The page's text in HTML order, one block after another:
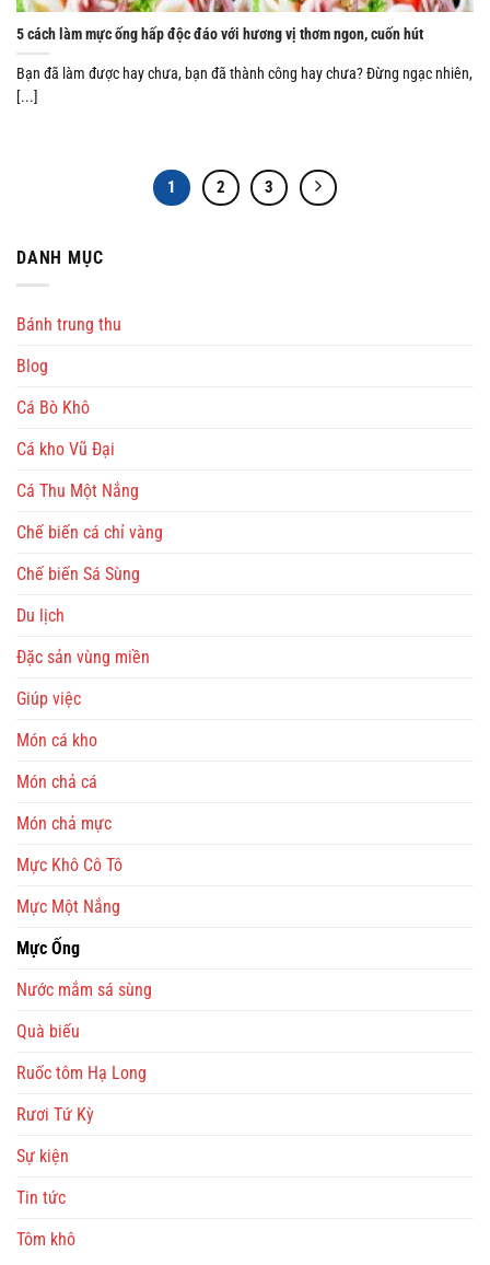
5 cách làm mực ống hấp độc đáo với hương vị thơm ngon, cuốn hút
Bạn đã làm được hay chưa, bạn đã thành công hay chưa? Đừng ngạc nhiên,
[...]
1 2 3
DANH MỤC
Bánh trung thu
Blog
Cá Bò Khô
Cá kho Vũ Đại
Cá Thu Một Nắng
Chế biến cá chỉ vàng
Chế biến Sá Sùng
Du lịch
Đặc sản vùng miền
Giúp việc
Món cá kho
Món chả cá
Món chả mực
Mực Khô Cô Tô
Mực Một Nắng
Mực Ống
Nước mắm sá sùng
Quà biếu
Ruốc tôm Hạ Long
Rươi Tứ Kỳ
Sự kiện
Tin tức
Tôm khô